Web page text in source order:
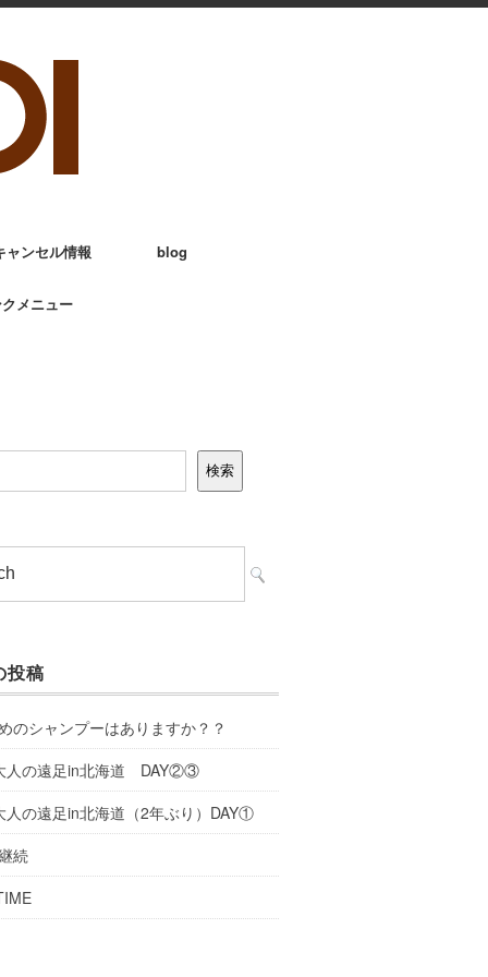
ャンセル情報 blog
クメニュー
検索
投稿
のシャンプーはありますか？？
人の遠足in北海道 DAY②③
人の遠足in北海道（2年ぶり）DAY①
続